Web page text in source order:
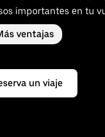
importantes en tu
ventajas
un viaje